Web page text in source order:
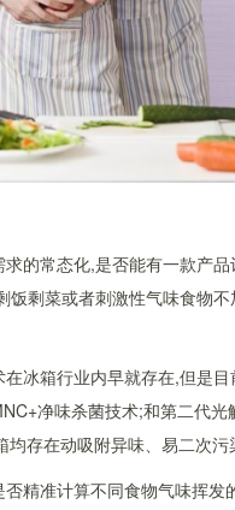
的常态化,是否能有一款产
剩菜或者刺激性气味食物
冰箱行业内早就存在,但是
净味杀菌技术;和第二代
存在动吸附异味、易二次污
精准计算不同食物气味挥